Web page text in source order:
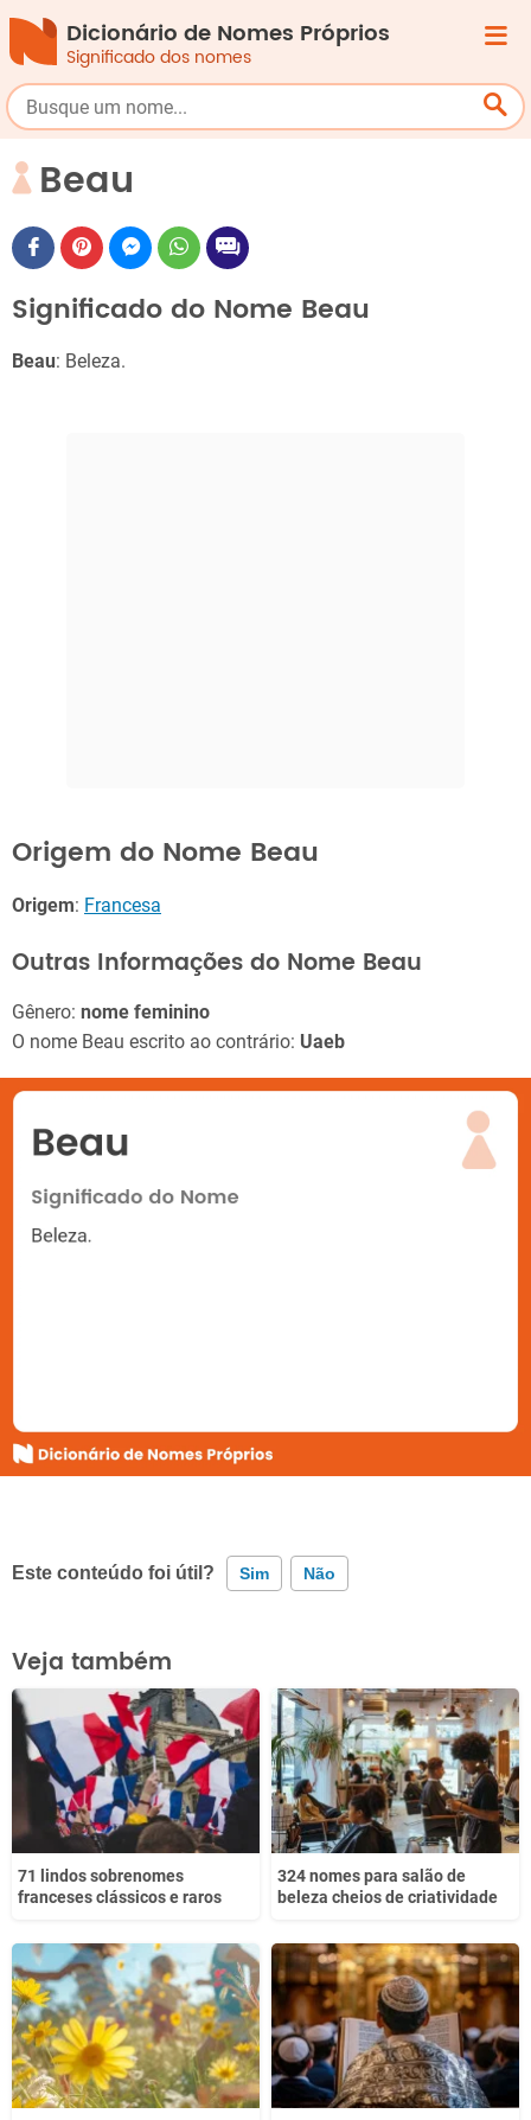
Dicionário de Nomes Próprios
Significado dos nomes
Beau
Significado do Nome Beau
Beau: Beleza.
Origem do Nome Beau
Origem: Francesa
Outras Informações do Nome Beau
Gênero: nome feminino
O nome Beau escrito ao contrário: Uaeb
Este conteúdo foi útil? Sim Não
Este conteúdo contém informação incorreta
Este conteúdo não tem a informação que procuro
Outro
Veja também
71 lindos sobrenomes
franceses clássicos e raros
324 nomes para salão de
beleza cheios de criatividade